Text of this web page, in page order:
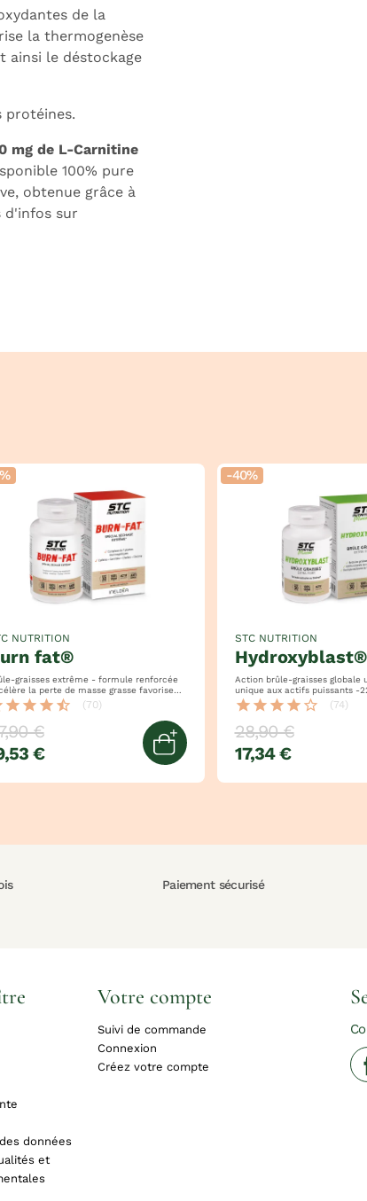
de la
la thermogenèse
ainsi le déstockage
protéines.
mg de L-Carnitine
100% pure
obtenue grâce à
d'infos sur
burn fat®
NUTRITION
graisses extrême - formule renforcée
la perte de masse grasse favorise
de masse maigre
star star star star_half (70)
€
€
Ajouter au panier
-40%
hydroxyblast®
STC NUTRITION
Action brûle-graisses globale une formule
unique aux actifs puissants -22% de masse
grasse et -5cm de tour de taille
star star star star star_border (74)
28,90 €
17,34 €
Paiement sécurisé
données
et
Votre compte
Suivi de commande
Connexion
Créez votre compte